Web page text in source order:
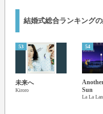
結婚式総合ランキングの
53
未来へ
Kiroro
54
Sun
La La